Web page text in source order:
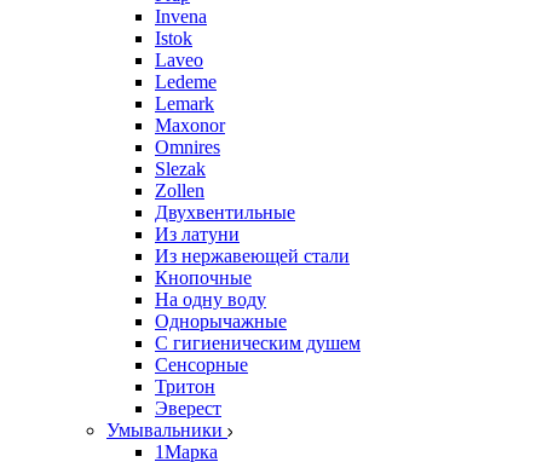
Invena
Istok
Laveo
Ledeme
Lemark
Maxonor
Omnires
Slezak
Zollen
Двухвентильные
Из латуни
Из нержавеющей стали
Кнопочные
На одну воду
Однорычажные
С гигиеническим душем
Сенсорные
Тритон
Эверест
Умывальники
1Марка